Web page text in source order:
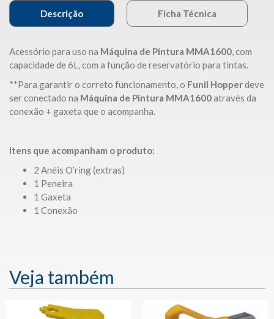
Descrição Ficha Técnica
Acessório para uso na Máquina de Pintura MMA1600, com
capacidade de 6L, com a função de reservatório para tintas.
**Para garantir o correto funcionamento, o Funil Hopperdeve
ser conectado na Máquina de Pintura MMA1600através da
conexão + gaxeta que o acompanha.
Itens que acompanham o produto:
2 Anéis O’ring (extras)
1 Peneira
1 Gaxeta
1 Conexão
Veja também